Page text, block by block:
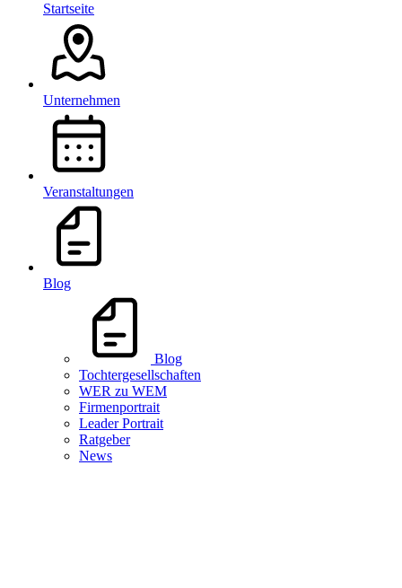
Startseite
Unternehmen
Veranstaltungen
Blog
Blog
Tochtergesellschaften
WER zu WEM
Firmenportrait
Leader Portrait
Ratgeber
News